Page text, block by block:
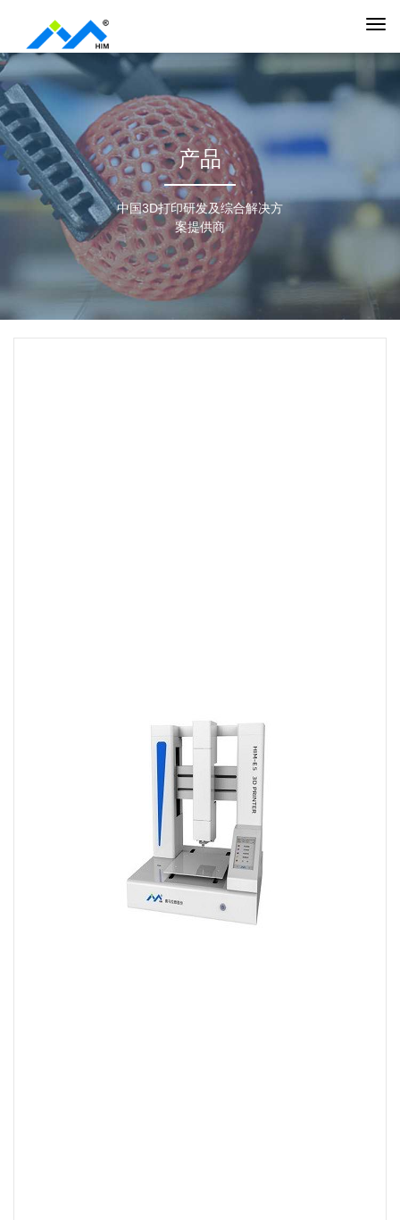
产品
中国3D打印研发及综合解决方
案提供商